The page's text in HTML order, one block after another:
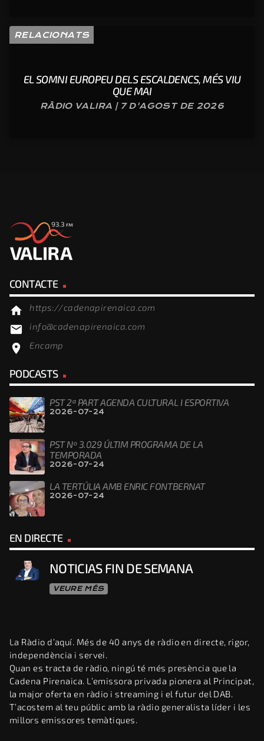
RELACIONATS
EL SOMNI EUROPEU DELS ESCALDENCS, MÉS VIU
QUE MAI
RÀDIO VALIRA | 7 D'AGOST DE 2026
CONTACTE
home https://cadenapirenaica.com
email info@cadenapirenaica.com
location_on Encamp
PODCASTS
PST 2ª PART AGENDA CULTURAL I ESPORTIVA
2026-07-24
PST Nº 3.029 ÚLTIM PROGRAMA DE LA
TEMPORADA
2026-07-24
LA TERTÚLIA AMB ENRIC FONTBERNAT
2026-07-24
EN DIRECTE
NOTICIAS FIN DE SEMANA
VEURE MÉS
La Ràdio d’aquí. Més de 40 anys de ràdio en directe, rigor,
independència i servei.
Quan es tracta de ràdio, ningú té més presència que la
Cadena Pirenaica. L’emissora privada pionera al Principat,
la major oferta en ràdio i streaming i el futur del DAB.
T’acostem al teu públic amb la ràdio generalista líder i les
millors emissores temàtiques.